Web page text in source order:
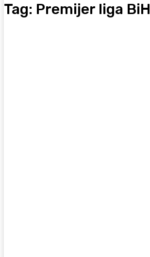
Tag: Premijer liga BiH